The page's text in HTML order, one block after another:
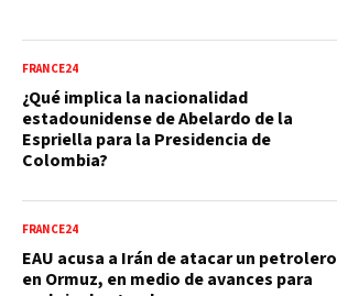
FRANCE24
¿Qué implica la nacionalidad
estadounidense de Abelardo de la
Espriella para la Presidencia de
Colombia?
FRANCE24
EAU acusa a Irán de atacar un petrolero
en Ormuz, en medio de avances para